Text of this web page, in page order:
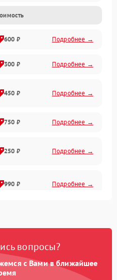
600 ₽ Подробнее →
300 ₽ Подробнее →
450 ₽ Подробнее →
750 ₽ Подробнее →
250 ₽ Подробнее →
990 ₽ Подробнее →
550 ₽ Подробнее →
1000 ₽ Подробнее →
вопросы?
с Вами в ближайшее